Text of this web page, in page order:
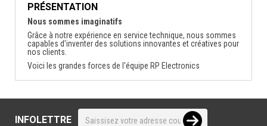
PRÉSENTATION
Nous sommes imaginatifs
Grâce à notre expérience en service technique, nous sommes
capables d'inventer des solutions innovantes et créatives pour
nos clients.
Voici les grandes forces de l'équipe RP Electronics
INFOLETTRE